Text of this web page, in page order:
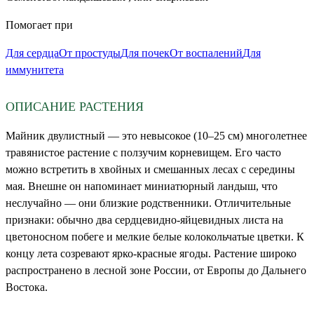
Помогает при
Для сердцаОт простудыДля почекОт воспаленийДля
иммунитета
ОПИСАНИЕ РАСТЕНИЯ
Майник двулистный — это невысокое (10–25 см) многолетнее
травянистое растение с ползучим корневищем. Его часто
можно встретить в хвойных и смешанных лесах с середины
мая. Внешне он напоминает миниатюрный ландыш, что
неслучайно — они близкие родственники. Отличительные
признаки: обычно два сердцевидно-яйцевидных листа на
цветоносном побеге и мелкие белые колокольчатые цветки. К
концу лета созревают ярко-красные ягоды. Растение широко
распространено в лесной зоне России, от Европы до Дальнего
Востока.